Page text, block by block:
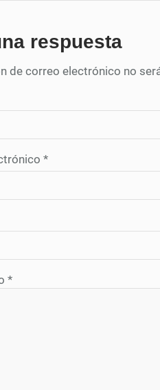
respuesta
de correo electrónico no
*
*